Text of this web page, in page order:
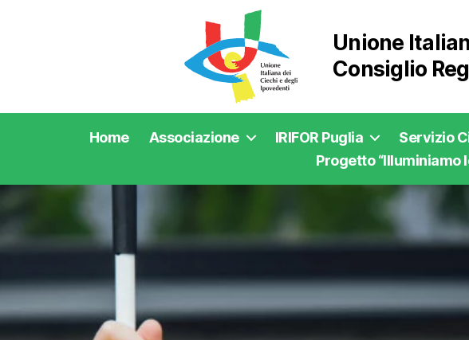
Unione
Consiglio
Home Associazione IRIFOR Puglia Servizio
Progetto “Illuminiamo